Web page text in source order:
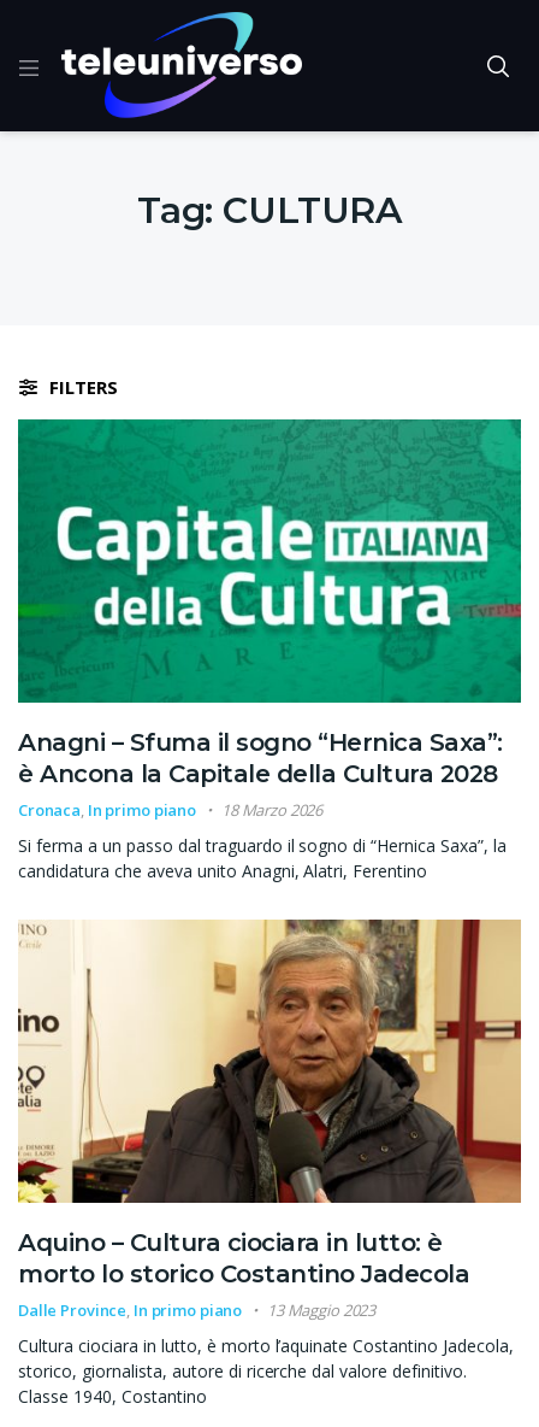
Tag: CULTURA
FILTERS
Anagni – Sfuma il sogno “Hernica Saxa”:
è Ancona la Capitale della Cultura 2028
Cronaca, In primo piano 18 Marzo 2026
Si ferma a un passo dal traguardo il sogno di “Hernica Saxa”, la
candidatura che aveva unito Anagni, Alatri, Ferentino
Aquino – Cultura ciociara in lutto: è
morto lo storico Costantino Jadecola
Dalle Province, In primo piano 13 Maggio 2023
Cultura ciociara in lutto, è morto l’aquinate Costantino Jadecola,
storico, giornalista, autore di ricerche dal valore definitivo.
Classe 1940, Costantino